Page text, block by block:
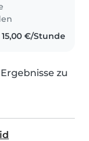
15,00 €/Stunde
zu